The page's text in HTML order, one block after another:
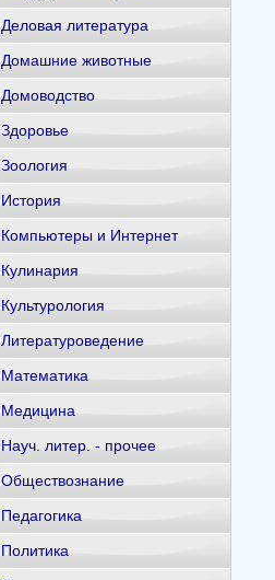
Деловая литература
Домашние животные
Домоводство
Здоровье
Зоология
История
Компьютеры и Интернет
Кулинария
Культурология
Литературоведение
Математика
Медицина
Науч. литер. - прочее
Обществознание
Педагогика
Политика